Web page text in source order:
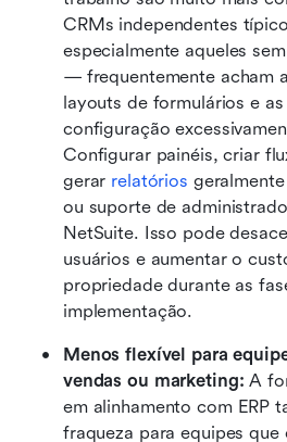
CRMs independentes
especialmente aqueles
— frequentemente acham
layouts de formulários e
configuração
Configurar painéis, criar
gerar relatórios
ou suporte de
NetSuite. Isso pode
usuários e aumentar o
propriedade durante as
implementação.
Menos flexível para
vendas ou marketing: A
em alinhamento com ERP
fraqueza para equipes